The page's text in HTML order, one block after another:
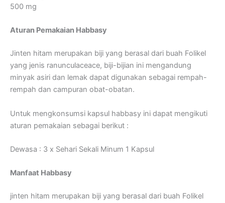
500 mg
Aturan Pemakaian Habbasy
Jinten hitam merupakan biji yang berasal dari buah Folikel
yang jenis ranunculaceace, biji-bijian ini mengandung
minyak asiri dan lemak dapat digunakan sebagai rempah-
rempah dan campuran obat-obatan.
Untuk mengkonsumsi kapsul habbasy ini dapat mengikuti
aturan pemakaian sebagai berikut :
Dewasa : 3 x Sehari Sekali Minum 1 Kapsul
Manfaat Habbasy
jinten hitam merupakan biji yang berasal dari buah Folikel